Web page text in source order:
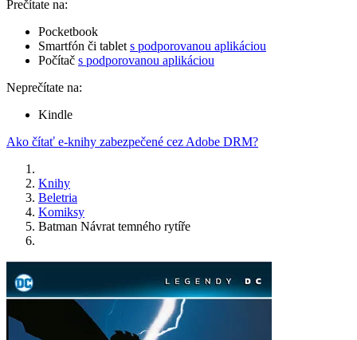
Prečítate na:
Pocketbook
Smartfón či tablet s podporovanou aplikáciou
Počítač s podporovanou aplikáciou
Neprečítate na:
Kindle
Ako čítať e-knihy zabezpečené cez Adobe DRM?
Knihy
Beletria
Komiksy
Batman Návrat temného rytíře